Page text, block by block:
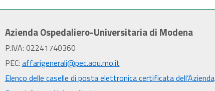
Azienda Ospedaliero-Universitaria di Modena
P.IVA: 02241740360
PEC: affarigenerali@pec.aou.mo.it
Elenco delle caselle di posta elettronica certificata dell’Azienda